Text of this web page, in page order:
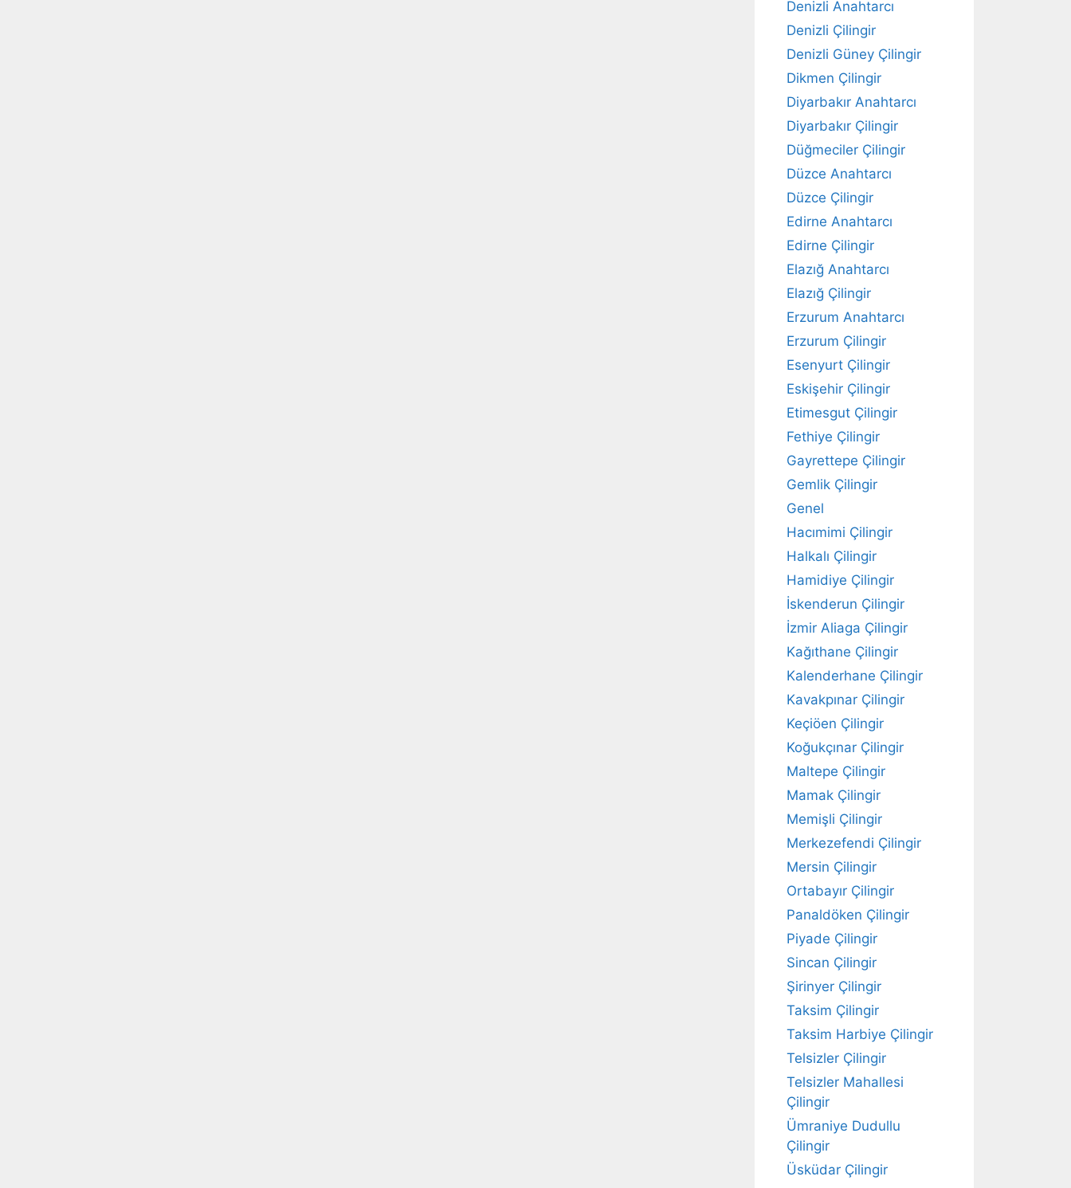
Denizli Anahtarcı
Denizli Çilingir
Denizli Güney Çilingir
Dikmen Çilingir
Diyarbakır Anahtarcı
Diyarbakır Çilingir
Düğmeciler Çilingir
Düzce Anahtarcı
Düzce Çilingir
Edirne Anahtarcı
Edirne Çilingir
Elazığ Anahtarcı
Elazığ Çilingir
Erzurum Anahtarcı
Erzurum Çilingir
Esenyurt Çilingir
Eskişehir Çilingir
Etimesgut Çilingir
Fethiye Çilingir
Gayrettepe Çilingir
Gemlik Çilingir
Genel
Hacımimi Çilingir
Halkalı Çilingir
Hamidiye Çilingir
İskenderun Çilingir
İzmir Aliaga Çilingir
Kağıthane Çilingir
Kalenderhane Çilingir
Kavakpınar Çilingir
Keçiöen Çilingir
Koğukçınar Çilingir
Maltepe Çilingir
Mamak Çilingir
Memişli Çilingir
Merkezefendi Çilingir
Mersin Çilingir
Ortabayır Çilingir
Panaldöken Çilingir
Piyade Çilingir
Sincan Çilingir
Şirinyer Çilingir
Taksim Çilingir
Taksim Harbiye Çilingir
Telsizler Çilingir
Telsizler Mahallesi
Çilingir
Ümraniye Dudullu
Çilingir
Üsküdar Çilingir